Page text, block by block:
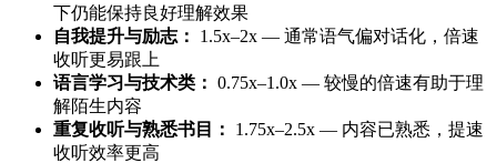
下仍能保持良好理解效果
自我提升与励志：
1.5x–2x — 通常语气偏对话化，倍速
收听更易跟上
语言学习与技术类： 0.75x–1.0x — 较慢的倍速有助于理
解陌生内容
重复收听与熟悉书目：
1.75x–2.5x — 内容已熟悉，提速
收听效率更高